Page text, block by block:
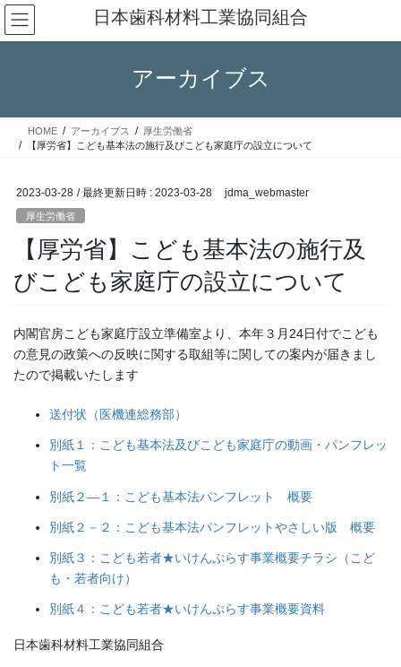
コ
ン
テ
ス
ナ
ビ
ゲ
ン
日本歯科材料工業協同組合
アーカイブス
HOME アーカイブス
厚生労働省
【厚労省】こども基本法の施行及びこども家庭庁の設立について
2023-03-28 / 最終更新日時 : 2023-03-28 jdma_webmaster
厚生労働省
【厚労省】こども基本法の施行及
びこども家庭庁の設立について
内閣官房こども家庭庁設立準備室より、本年３月24日付でこども
の意見の政策への反映に関する取組等に関しての案内が届きまし
たので掲載いたします
送付状（医機連総務部）
別紙１：こども基本法及びこども家庭庁の動画・パンフレッ
ト一覧
別紙２―１：こども基本法パンフレット 概要
別紙２－２：こども基本法パンフレットやさしい版 概要
別紙３：こども若者★いけんぷらす事業概要チラシ（こど
も・若者向け）
別紙４：こども若者★いけんぷらす事業概要資料
日本歯科材料工業協同組合